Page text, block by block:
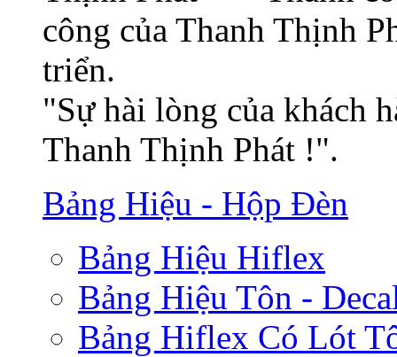
công của Thanh Thịnh
triển.
"Sự hài lòng của khách
Thanh Thịnh Phát !".
Bảng Hiệu - Hộp Đèn
Bảng Hiệu Hiflex
Bảng Hiệu Tôn -
Bảng Hiflex Có Lót